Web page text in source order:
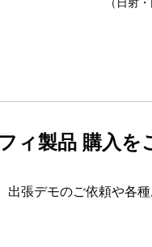
ィ製品 購入を
出張デモのご依頼や各